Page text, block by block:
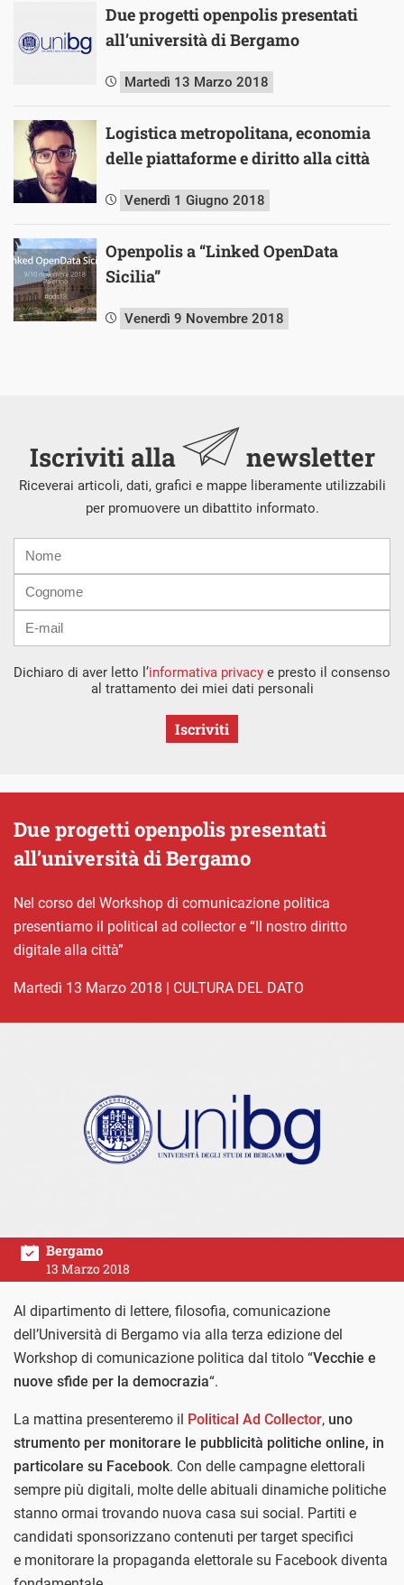
Due progetti openpolis presentati
all’università di Bergamo
Martedì 13 Marzo 2018
Logistica metropolitana, economia
delle piattaforme e diritto alla città
Venerdì 1 Giugno 2018
Openpolis a “Linked OpenData
Sicilia”
Venerdì 9 Novembre 2018
Iscriviti alla newsletter
Riceverai articoli, dati, grafici e mappe liberamente utilizzabili
per promuovere un dibattito informato.
mail
Dichiaro di aver letto l’informativa privacy e presto il consenso
al trattamento dei miei dati personali
Iscriviti
Due progetti openpolis presentati
all’università di Bergamo
Nel corso del Workshop di comunicazione politica
presentiamo il political ad collector e “Il nostro diritto
digitale alla città”
martedì 13 Marzo 2018 | CULTURA DEL DATO
Bergamo
13 Marzo 2018
Al dipartimento di lettere, filosofia, comunicazione
dell’Università di Bergamo via alla terza edizione del
Workshop di comunicazione politica dal titolo “Vecchie e
nuove sfide per la democrazia“.
La mattina presenteremo il Political Ad Collector, uno
strumento per monitorare le pubblicità politiche online, in
particolare su Facebook. Con delle campagne elettorali
sempre più digitali, molte delle abituali dinamiche politiche
stanno ormai trovando nuova casa sui social. Partiti e
candidati sponsorizzano contenuti per target specifici
e monitorare la propaganda elettorale su Facebook diventa